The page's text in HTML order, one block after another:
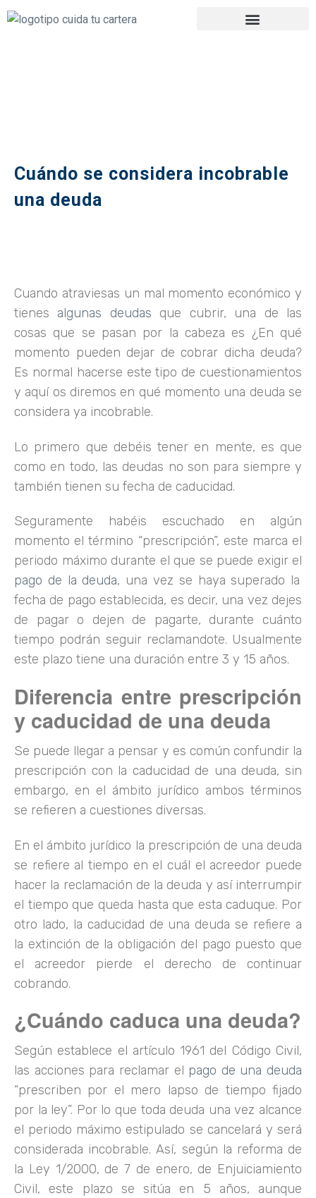
Cuándo se considera incobrable
una deuda
Cuando atraviesas un mal momento económico y
tienes algunas deudas que cubrir, una de las
cosas que se pasan por la cabeza es ¿En qué
momento pueden dejar de cobrar dicha deuda?
Es normal hacerse este tipo de cuestionamientos
y aquí os diremos en qué momento una deuda se
considera ya incobrable.
Lo primero que debéis tener en mente, es que
como en todo, las deudas no son para siempre y
también tienen su fecha de caducidad.
Seguramente habéis escuchado en algún
momento el término “prescripción”, este marca el
periodo máximo durante el que se puede exigir el
pago de la deuda, una vez se haya superado la
fecha de pago establecida, es decir, una vez dejes
de pagar o dejen de pagarte, durante cuánto
tiempo podrán seguir reclamandote. Usualmente
este plazo tiene una duración entre 3 y 15 años.
Diferencia entre prescripción
y caducidad de una deuda
Se puede llegar a pensar y es común confundir la
prescripción con la caducidad de una deuda, sin
embargo, en el ámbito jurídico ambos términos
se refieren a cuestiones diversas.
En el ámbito jurídico la prescripción de una deuda
se refiere al tiempo en el cuál el acreedor puede
hacer la reclamación de la deuda y así interrumpir
el tiempo que queda hasta que esta caduque. Por
otro lado, la caducidad de una deuda se refiere a
la extinción de la obligación del pago puesto que
el acreedor pierde el derecho de continuar
cobrando.
¿Cuándo caduca una deuda?
Según establece el artículo 1961 del Código Civil,
las acciones para reclamar el pago de una deuda
“prescriben por el mero lapso de tiempo fijado
por la ley”. Por lo que toda deuda una vez alcance
el periodo máximo estipulado se cancelará y será
considerada incobrable. Así, según la reforma de
la Ley 1/2000, de 7 de enero, de Enjuiciamiento
Civil, este plazo se sitúa en 5 años, aunque